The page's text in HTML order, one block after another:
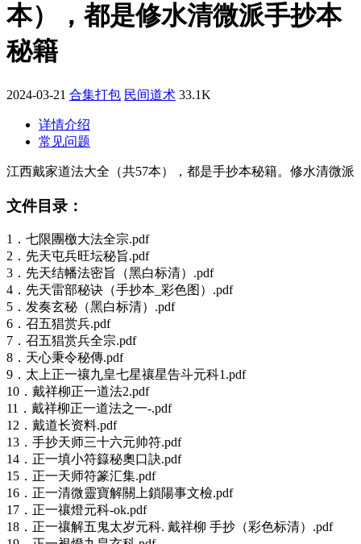
本），都是修水清微派手抄本
秘籍
2024-03-21 合集打包 民间道术 33.1K
详情介绍
常见问题
江西戴家道法大全（共57本），都是手抄本秘籍。修水清微派
文件目录：
1．七限團檄大法全宗.pdf
2．先天屯兵旺坛秘旨.pdf
3．先天结幡法密旨（黑白标清）.pdf
4．先天雷部秘诀（手抄本_彩色图）.pdf
5．发奏玄秘（黑白标清）.pdf
6．召五猖赏兵.pdf
7．召五猖赏兵全宗.pdf
8．天心秉令秘傳.pdf
9．太上正一禳九皇七星禳星告斗元科1.pdf
10．戴祥柳正一道法2.pdf
11．戴祥柳正一道法之一-.pdf
12．戴道长资料.pdf
13．手抄天师三十六元帅符.pdf
14．正一填小符籙秘奧口訣.pdf
15．正一天师符篆汇集.pdf
16．正一清微靈寶解關上鎖陽事文檢.pdf
17．正一禳燈元科-ok.pdf
18．正一禳解五鬼太岁元科. 戴祥柳 手抄（彩色标清）.pdf